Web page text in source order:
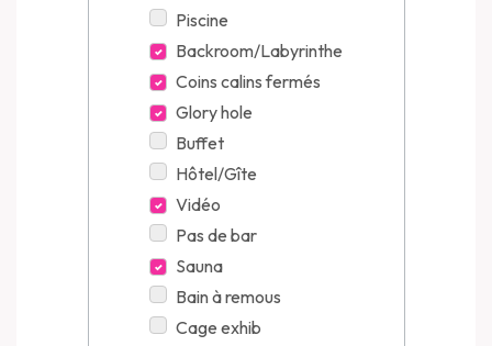
Piscine
Backroom/Labyrinthe
Coins calins fermés
Glory hole
Buffet
Hôtel/Gîte
Vidéo
Pas de bar
Sauna
Bain à remous
Cage exhib